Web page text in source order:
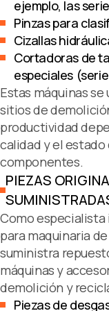
ejemplo, las
Pinzas para
Cizallas
Cortadoras de
especiales (serie
Estas máquinas
sitios de
productividad
calidad y el estado
componentes.
PIEZAS
Como
para maquinaria
suministra
máquinas y
demolición y
Piezas de